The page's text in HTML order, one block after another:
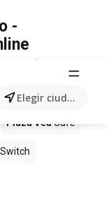
Elegir ciudad
-
este
Vea
Plaza Vea Café